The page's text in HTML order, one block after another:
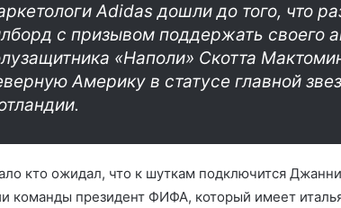
Adidas дошли до того, что
с призывом поддержать своего
«Наполи» Скотта
Америку в статусе главной
кто ожидал, что к шуткам подключится
команды президент ФИФА, который имеет